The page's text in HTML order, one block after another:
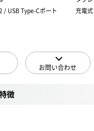
USB Type-Cポート
充電
お問い合わせ
徴